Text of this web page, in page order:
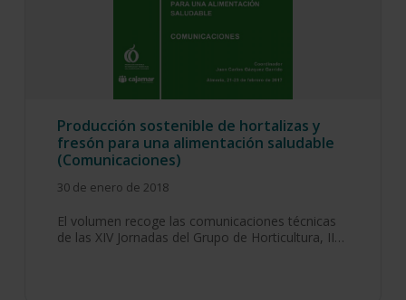
Producción sostenible de hortalizas y
fresón para una alimentación saludable
(Comunicaciones)
30 de enero de 2018
El volumen recoge las comunicaciones técnicas
de las XIV Jornadas del Grupo de Horticultura, II…